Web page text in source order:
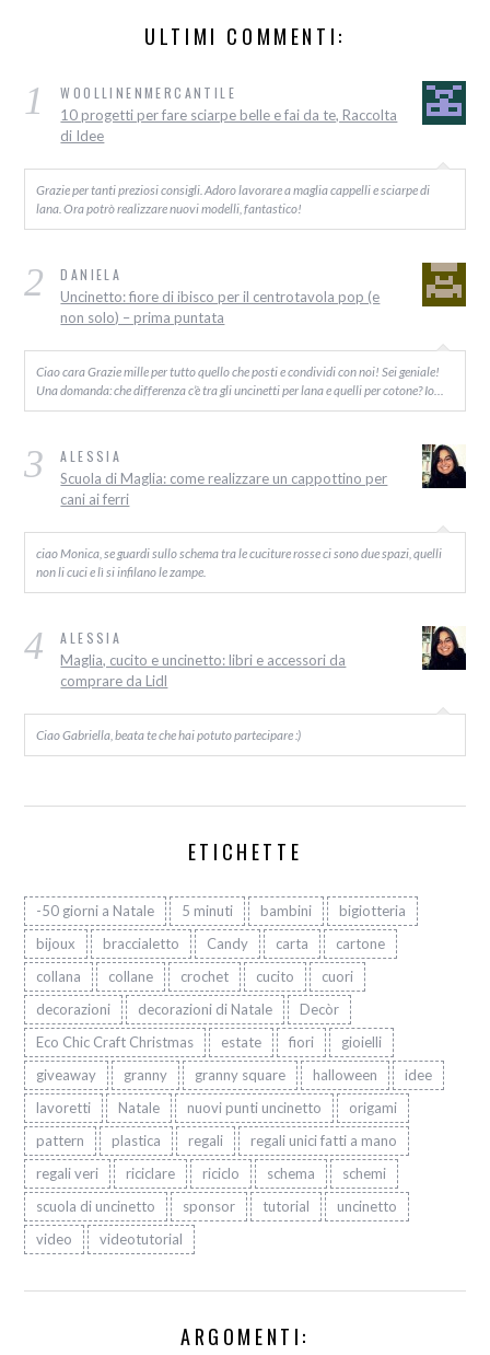
ULTIMI COMMENTI:
1 WOOLLINENMERCANTILE
10 progetti per fare sciarpe belle e fai da te, Raccolta
di Idee
Grazie per tanti preziosi consigli. Adoro lavorare a maglia cappelli e sciarpe di
lana. Ora potrò realizzare nuovi modelli, fantastico!
2 DANIELA
Uncinetto: fiore di ibisco per il centrotavola pop (e
non solo) – prima puntata
Ciao cara Grazie mille per tutto quello che posti e condividi con noi! Sei geniale!
Una domanda: che differenza c’è tra gli uncinetti per lana e quelli per cotone? Io…
3 ALESSIA
Scuola di Maglia: come realizzare un cappottino per
cani ai ferri
ciao Monica, se guardi sullo schema tra le cuciture rosse ci sono due spazi, quelli
non li cuci e lì si infilano le zampe.
4 ALESSIA
Maglia, cucito e uncinetto: libri e accessori da
comprare da Lidl
Ciao Gabriella, beata te che hai potuto partecipare :)
ETICHETTE
-50 giorni a Natale 5 minuti bambini
bigiotteria
bijoux
braccialetto Candy carta
cartone
collana
collane crochet cucito
cuori
decorazioni
decorazioni di Natale
Decòr
Eco Chic Craft Christmas
estate fiori
gioielli
giveaway
granny granny square halloween
idee
lavoretti
Natale nuovi punti uncinetto
origami
pattern
plastica regali
regali unici fatti a mano
regali veri
riciclare riciclo schema
schemi
scuola di uncinetto
sponsor tutorial
uncinetto
video
videotutorial
ARGOMENTI: